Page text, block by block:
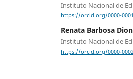
Instituto Nacional de
https://orcid.org/0000-
Renata Barbosa
Instituto Nacional de
https://orcid.org/0000-